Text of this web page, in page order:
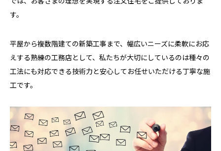
す。
平屋から複数階建ての新築工事まで、幅広いニーズに柔軟にお応
えする熟練の工務店として、私たちが大切にしているのは種々の
工法にも対応できる技術力と安心してお任せいただける丁寧な施
工です。